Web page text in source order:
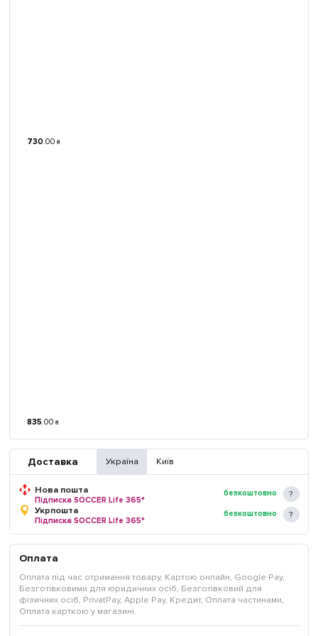
730.00 ₴
835.00 ₴
Доставка Україна Київ
Нова пошта
Підписка SOCCER Life 365*
безкоштовно
Укрпошта
Підписка SOCCER Life 365*
безкоштовно
Оплата
Оплата під час отримання товару, Картою онлайн, Google Pay,
Безготівковими для юридичних осіб, Безготівковий для
фізичних осіб, PrivatPay, Apple Pay, Кредит, Оплата частинами,
Оплата карткою у магазині.